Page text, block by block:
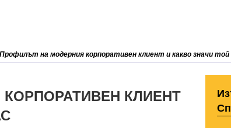
Профилът на модерния корпоративен клиент и какво значи той
КЛИЕНТ